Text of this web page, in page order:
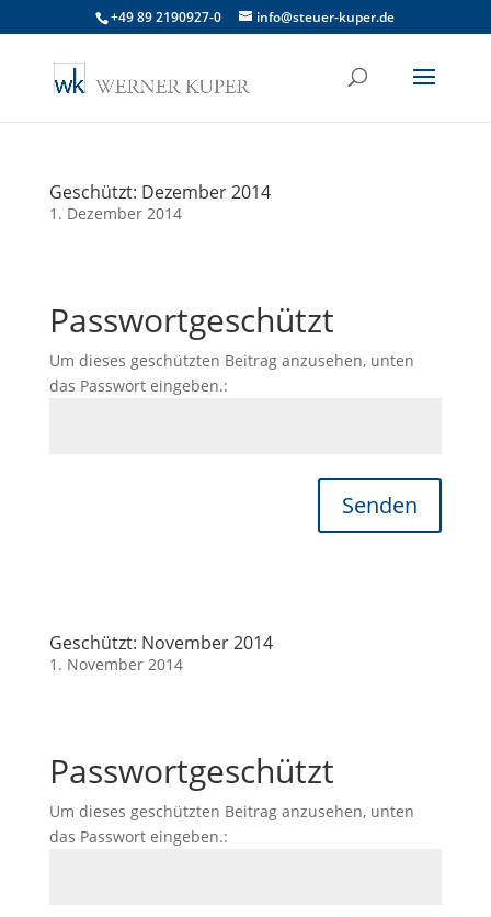
+49 89 2190927-0 info@steuer-kuper.de
Geschützt: Dezember 2014
1. Dezember 2014
Passwortgeschützt
Um dieses geschützten Beitrag anzusehen, unten
das Passwort eingeben.:
Senden
Geschützt: November 2014
1. November 2014
Passwortgeschützt
Um dieses geschützten Beitrag anzusehen, unten
das Passwort eingeben.: